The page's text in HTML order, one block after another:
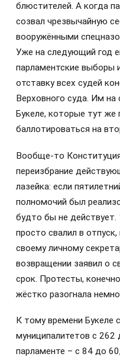
блюстителей. А когда
созвал чрезвычайную
вооружёнными
Уже на следующий год
парламентские выборы
отставку всех судей
Верховного суда. Им на
Букеле, которые тут же
баллотироваться на
Вообще-то
переизбрание
лазейка: если
полномочий был
будто бы не действует.
просто свалил в
своему личному
возвращении заявил о
срок. Протесты,
жёстко разогнала
К тому времени Букеле
муниципалитетов с 262
парламенте – с 84 до